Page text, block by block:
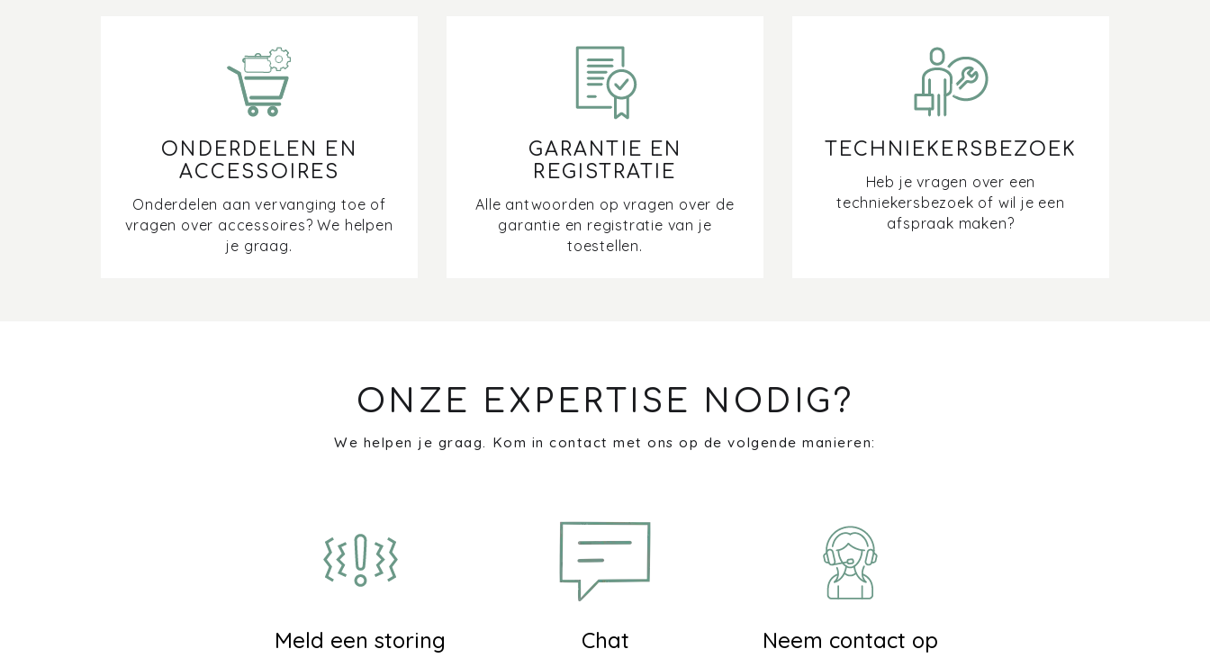
ONDERDELEN EN
ACCESSOIRES
Onderdelen aan vervanging toe of
vragen over accessoires? We helpen
je graag.
GARANTIE EN
REGISTRATIE
Alle antwoorden op vragen over de
garantie en registratie van je
toestellen.
TECHNIEKERSBEZOEK
Heb je vragen over een
techniekersbezoek of wil je een
afspraak maken?
ONZE EXPERTISE NODIG?
We helpen je graag. Kom in contact met ons op de volgende manieren:
Meld een storing Chat
Neem contact op